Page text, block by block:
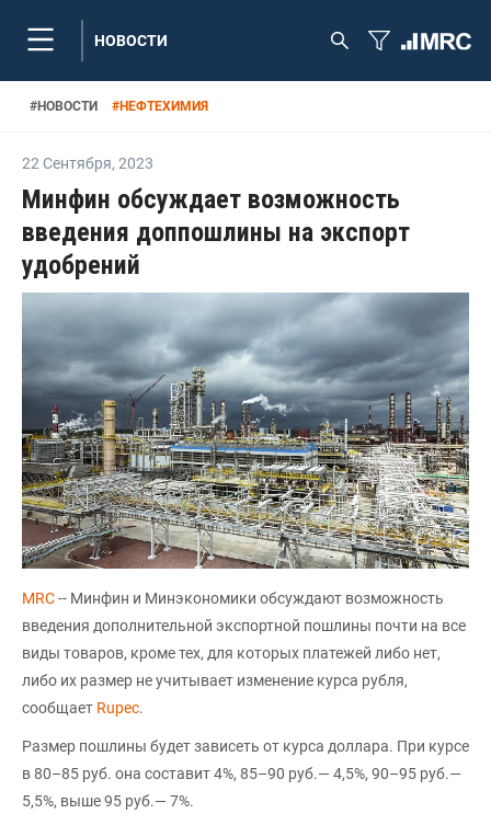
НОВОСТИ
#НОВОСТИ #НЕФТЕХИМИЯ
22 Сентября, 2023
Минфин обсуждает возможность
введения доппошлины на экспорт
удобрений
MRC-- Минфин и Минэкономики обсуждают возможность
введения дополнительной экспортной пошлины почти на все
виды товаров, кроме тех, для которых платежей либо нет,
либо их размер не учитывает изменение курса рубля,
сообщает Rupec.
Размер пошлины будет зависеть от курса доллара. При курсе
в 80–85 руб. она составит 4%, 85–90 руб.— 4,5%, 90–95 руб.—
5,5%, выше 95 руб.— 7%.